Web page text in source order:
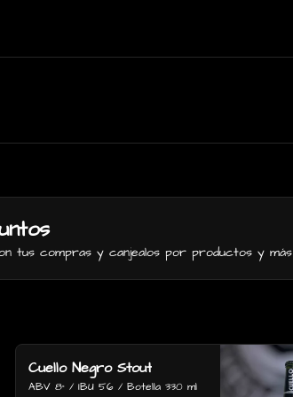
tus compras y canjealos por productos y más
Cuello Negro Stout
ABV 8° / IBU 56 / Botella 330 ml